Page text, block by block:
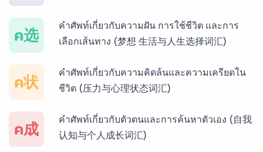
บริการรับแปลภาษาเวียดนาม ราคาเริ่มต้น 150฿
บริการรับแปลภาษาฝรั่งเศส ราคาเริ่มต้น 150฿
บริการรับแปลภาษาสเปน ราคาเริ่มต้น 150฿
ค选
คำศัพท์เกี่ยวกับความฝัน การใช้ชีวิต และการ
เลือกเส้นทาง (梦想 生活与人生选择词汇)
ค状
คำศัพท์เกี่ยวกับความคิดล้นและความเครียดใน
ชีวิต (压力与心理状态词汇)
ค成
คำศัพท์เกี่ยวกับตัวตนและการค้นหาตัวเอง (自我
认知与个人成长词汇)